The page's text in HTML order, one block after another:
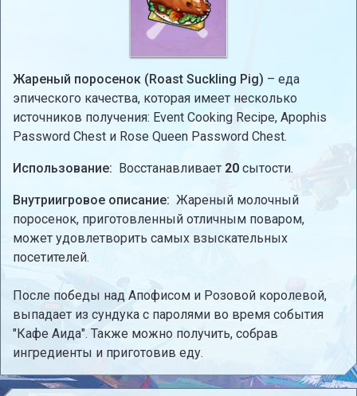
Жареный поросенок (Roast Suckling Pig) – еда
эпического качества, которая имеет несколько
источников получения: Event Cooking Recipe, Apophis
Password Chest и Rose Queen Password Chest.
Использование: Восстанавливает 20 сытости.
Внутриигровое описание: Жареный молочный
поросенок, приготовленный отличным поваром,
может удовлетворить самых взыскательных
посетителей.
После победы над Апофисом и Розовой королевой,
выпадает из сундука с паролями во время события
"Кафе Аида". Также можно получить, собрав
ингредиенты и приготовив еду.